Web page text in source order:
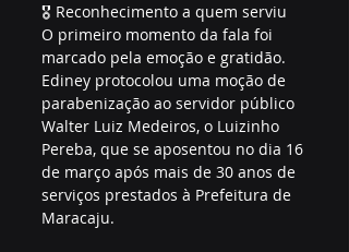
🎖️ Reconhecimento a quem serviu
O primeiro momento da fala foi
marcado pela emoção e gratidão.
Ediney protocolou uma moção de
parabenização ao servidor público
Walter Luiz Medeiros, o Luizinho
Pereba, que se aposentou no dia 16
de março após mais de 30 anos de
serviços prestados à Prefeitura de
Maracaju.